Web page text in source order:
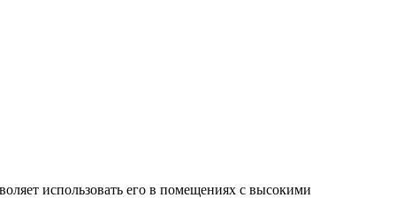
использовать его в помещениях с высокими